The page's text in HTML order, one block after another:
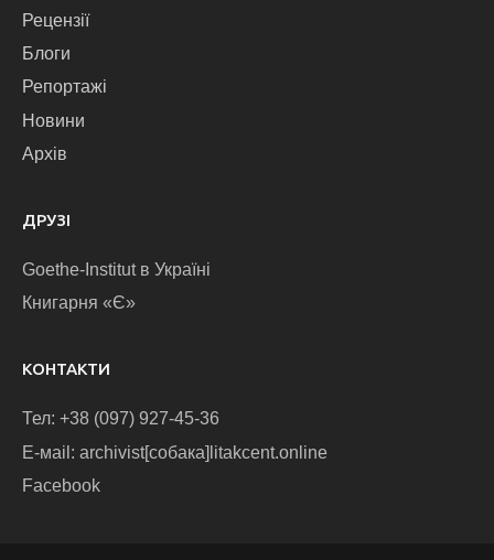
Рецензії
Блоги
Репортажі
Новини
Архів
ДРУЗІ
Goethe-Institut в Україні
Книгарня «Є»
КОНТАКТИ
Тел: +38 (097) 927-45-36
E-маіl: archivist[собака]litakcent.online
Facebook